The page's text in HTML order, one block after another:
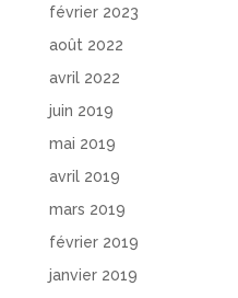
février 2023
août 2022
avril 2022
juin 2019
mai 2019
avril 2019
mars 2019
février 2019
janvier 2019